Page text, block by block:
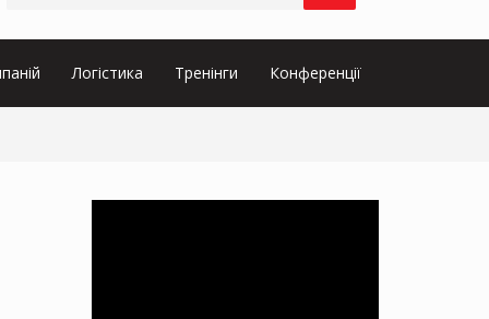
Логістика Тренінги Конференції